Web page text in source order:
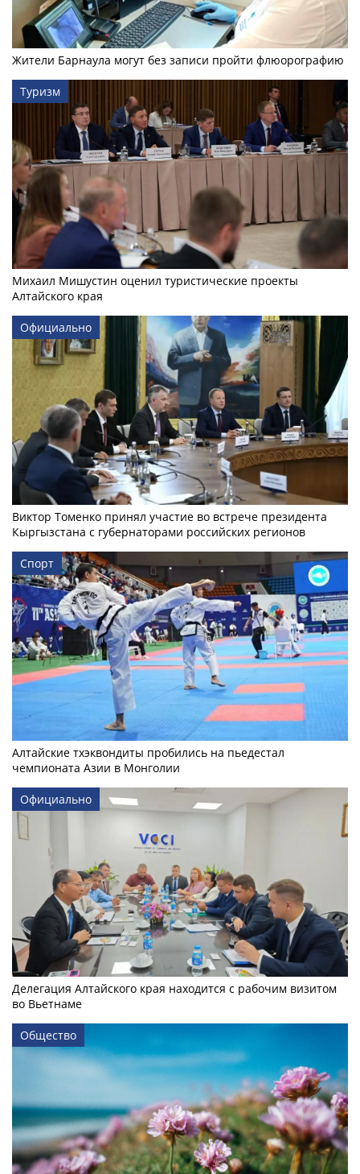
Жители Барнаула могут без записи пройти флюорографию
Туризм
Михаил Мишустин оценил туристические проекты
Алтайского края
Официально
Виктор Томенко принял участие во встрече президента
Кыргызстана с губернаторами российских регионов
Спорт
Алтайские тхэквондиты пробились на пьедестал
чемпионата Азии в Монголии
Официально
Делегация Алтайского края находится с рабочим визитом
во Вьетнаме
Общество